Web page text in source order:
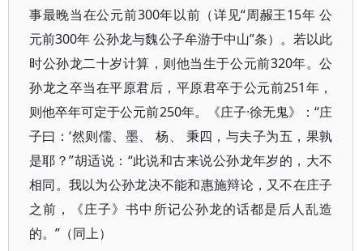
事最晚当在公元前300年以前（详见“周赧王15年 公
元前300年 公孙龙与魏公子牟游于中山”条）。若以此
时公孙龙二十岁计算，则他当生于公元前320年。公
孙龙之卒当在平原君后，平原君卒于公元前251年，
则他卒年可定于公元前250年。《庄子·徐无鬼》：“庄
子曰：‘然则儒、墨、 杨、 秉四，与夫子为五，果孰
是耶？”胡适说：“此说和古来说公孙龙年岁的，大不
相同。我以为公孙龙决不能和惠施辩论，又不在庄子
之前，《庄子》书中所记公孙龙的话都是后人乱造
的。”（同上）